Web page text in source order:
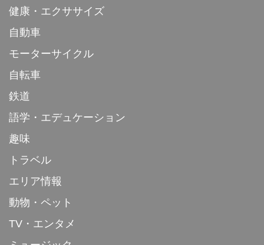
健康・エクササイズ
自動車
モーターサイクル
自転車
鉄道
語学・エデュケーション
趣味
トラベル
エリア情報
動物・ペット
TV・エンタメ